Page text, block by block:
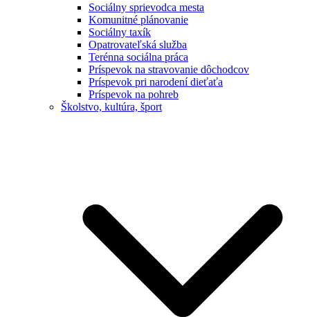
Sociálny sprievodca mesta
Komunitné plánovanie
Sociálny taxík
Opatrovateľská služba
Terénna sociálna práca
Príspevok na stravovanie dôchodcov
Príspevok pri narodení dieťaťa
Príspevok na pohreb
Školstvo, kultúra, šport